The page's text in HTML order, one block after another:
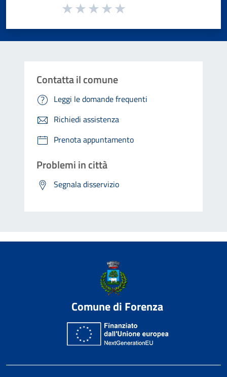
Valuta da 1 a 5 stelle la pagina
Contatta il comune
Leggi le domande frequenti
Richiedi assistenza
Prenota appuntamento
Problemi in città
Segnala disservizio
Comune di Forenza